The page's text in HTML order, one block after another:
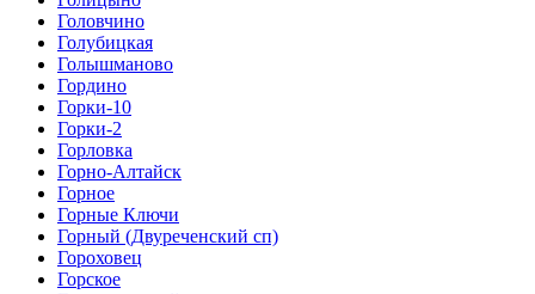
Головчино
Голубицкая
Голышманово
Гордино
Горки-10
Горки-2
Горловка
Горно-Алтайск
Горное
Горные Ключи
Горный (Двуреченский сп)
Гороховец
Горское